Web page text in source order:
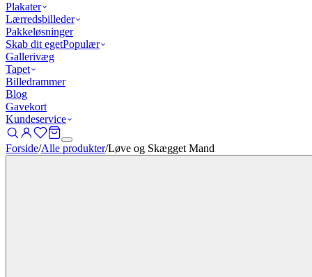
Plakater
Lærredsbilleder
Pakkeløsninger
Skab dit egetPopulær
Gallerivæg
Tapet
Billedrammer
Blog
Gavekort
Kundeservice
Forside/Alle produkter/Løve og Skægget Mand